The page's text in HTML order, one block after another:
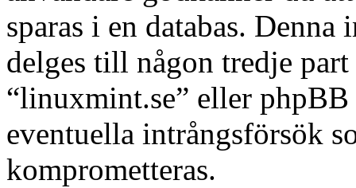
sparas i en databas.
delges till någon tredje
“linuxmint.se” eller
eventuella intrångsförsök
komprometteras.